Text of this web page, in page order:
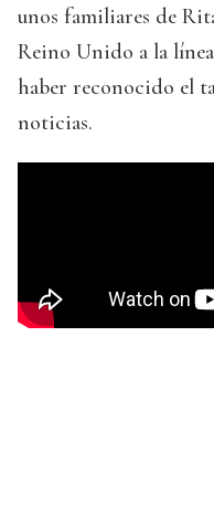
unos familiares de
Reino Unido a la
haber reconocido el
noticias.